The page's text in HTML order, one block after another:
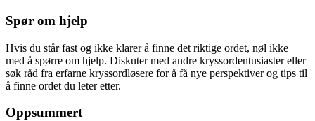
Spør om hjelp
Hvis du står fast og ikke klarer å finne det riktige ordet, nøl ikke
med å spørre om hjelp. Diskuter med andre kryssordentusiaster eller
søk råd fra erfarne kryssordløsere for å få nye perspektiver og tips til
å finne ordet du leter etter.
Oppsummert